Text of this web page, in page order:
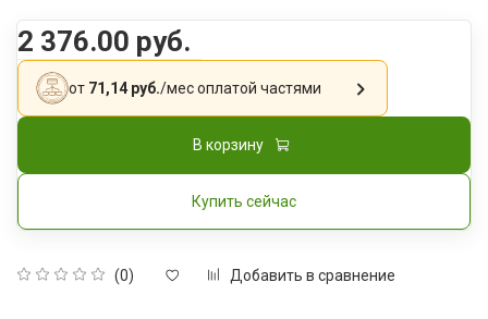
(0) Добавить в сравнение
2 376.00 руб.
от 71,14 руб./месоплатой частями
В корзину
Купить сейчас